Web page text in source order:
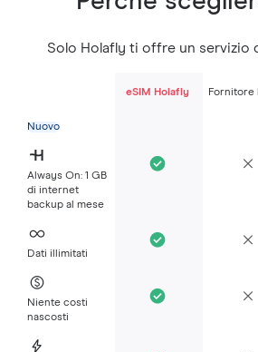
Solo Holafly ti offre un servizio
eSIM Holafly Fornitore
Nuovo
Always On: 1 GB
di internet
backup al mese
Dati illimitati
Niente costi
nascosti